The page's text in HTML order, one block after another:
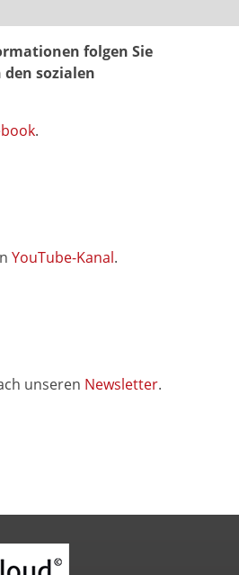
folgen Sie
sozialen
.
YouTube-Kanal.
unseren Newsletter.